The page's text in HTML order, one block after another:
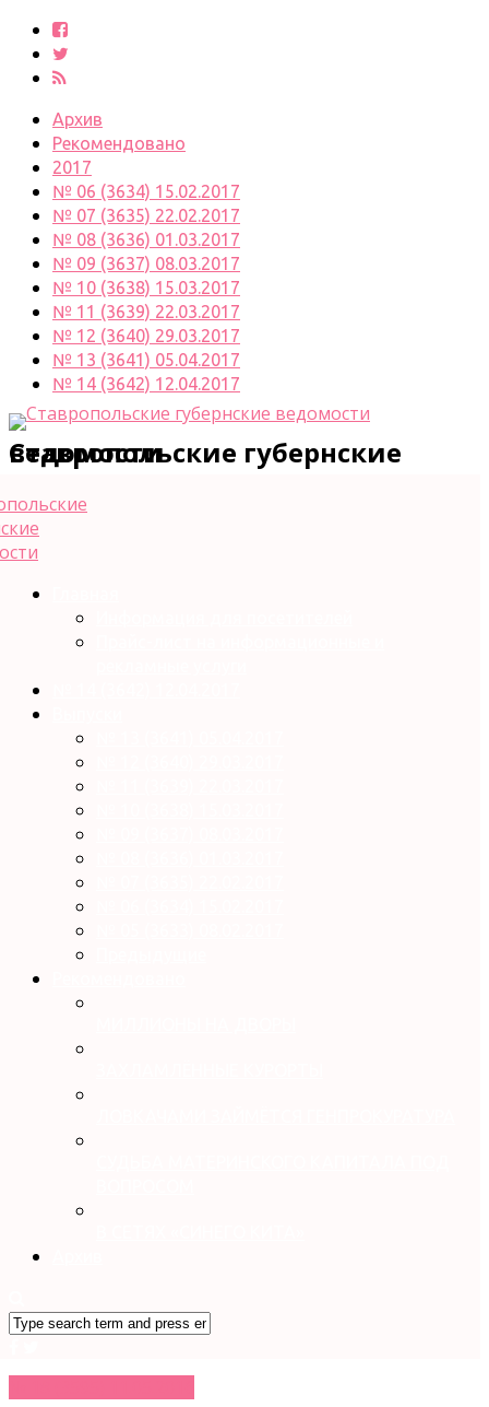
Архив
Рекомендовано
2017
№ 06 (3634) 15.02.2017
№ 07 (3635) 22.02.2017
№ 08 (3636) 01.03.2017
№ 09 (3637) 08.03.2017
№ 10 (3638) 15.03.2017
№ 11 (3639) 22.03.2017
№ 12 (3640) 29.03.2017
№ 13 (3641) 05.04.2017
№ 14 (3642) 12.04.2017
Ставропольские губернские ведомости